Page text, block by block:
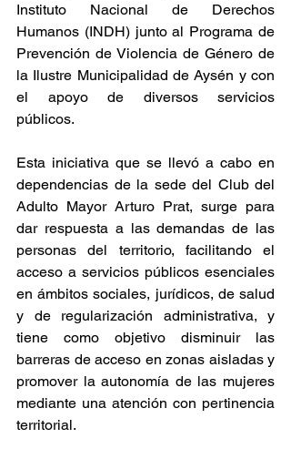
Instituto Nacional de Derechos
Humanos (INDH) junto al Programa de
Prevención de Violencia de Género de
la Ilustre Municipalidad de Aysén y con
el apoyo de diversos servicios
públicos.
Esta iniciativa que se llevó a cabo en
dependencias de la sede del Club del
Adulto Mayor Arturo Prat, surge para
dar respuesta a las demandas de las
personas del territorio, facilitando el
acceso a servicios públicos esenciales
en ámbitos sociales, jurídicos, de salud
y de regularización administrativa, y
tiene como objetivo disminuir las
barreras de acceso en zonas aisladas y
promover la autonomía de las mujeres
mediante una atención con pertinencia
territorial.